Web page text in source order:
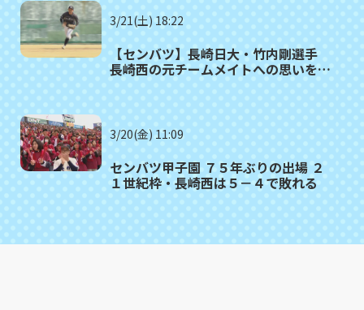
3/21(土) 18:22
【センバツ】長崎日大・竹内剛選手
長崎西の元チームメイトへの思いを胸
3/20(金) 11:09
センバツ甲子園 ７５年ぶりの出場 ２
１世紀枠・長崎西は５－４で敗れる